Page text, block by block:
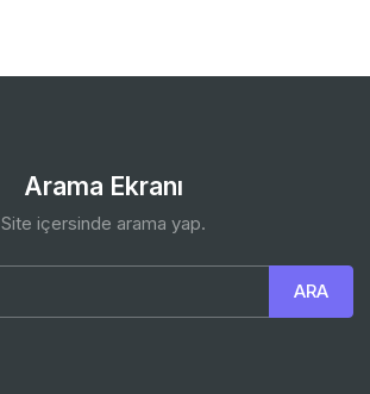
Arama Ekranı
Site içersinde arama yap.